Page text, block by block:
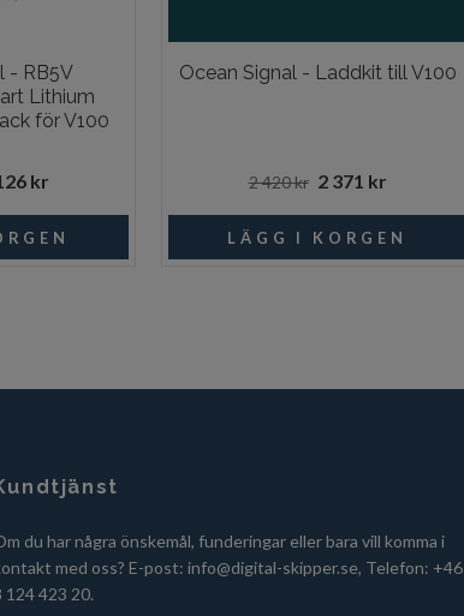
- RB5V
Lithium
för V100
kr
Ocean Signal - Laddkit till V100
2 420 kr 2 371 kr
du har några önskemål, funderingar eller bara vill komma i
med oss? E-post: info@digital-skipper.se, Telefon: +46
124 423 20.